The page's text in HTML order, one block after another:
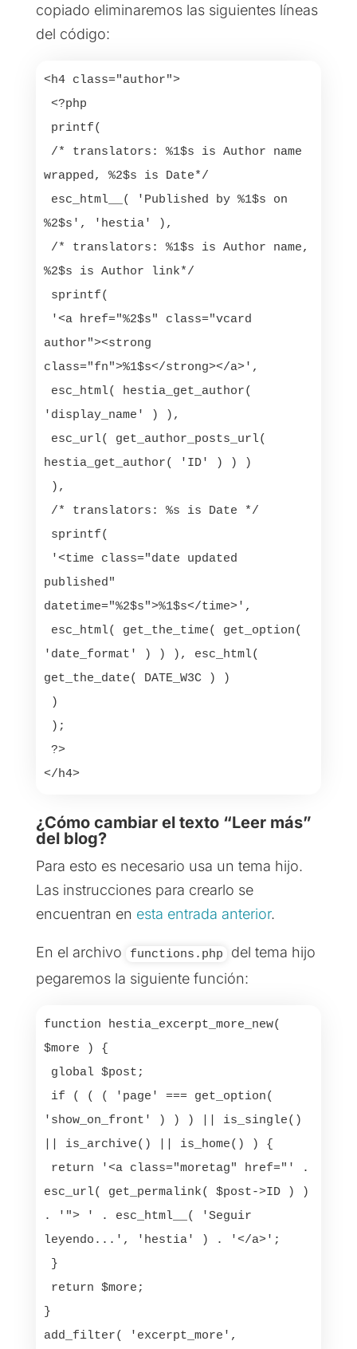
copiado eliminaremos las siguientes líneas
del código:
<h4 class="author">
wrapped, %2$s is Date*/
%2$s', 'hestia' ),
%2$s is Author link*/
author"><strong
class="fn">%1$s</strong></a>',
'display_name' ) ),
hestia_get_author( 'ID' ) ) )
published"
datetime="%2$s">%1$s</time>',
'date_format' ) ) ), esc_html(
get_the_date( DATE_W3C ) )
</h4>
¿Cómo cambiar el texto “Leer más”
del blog?
Para esto es necesario usa un tema hijo.
Las instrucciones para crearlo se
encuentran en esta entrada anterior.
En el archivo functions.php
del tema hijo
pegaremos la siguiente función:
function hestia_excerpt_more_new(
$more ) {
'show_on_front' ) ) ) || is_single()
|| is_archive() || is_home() ) {
esc_url( get_permalink( $post->ID ) )
. '"> ' . esc_html__( 'Seguir
leyendo...', 'hestia' ) . '</a>';
}
add_filter( 'excerpt_more',